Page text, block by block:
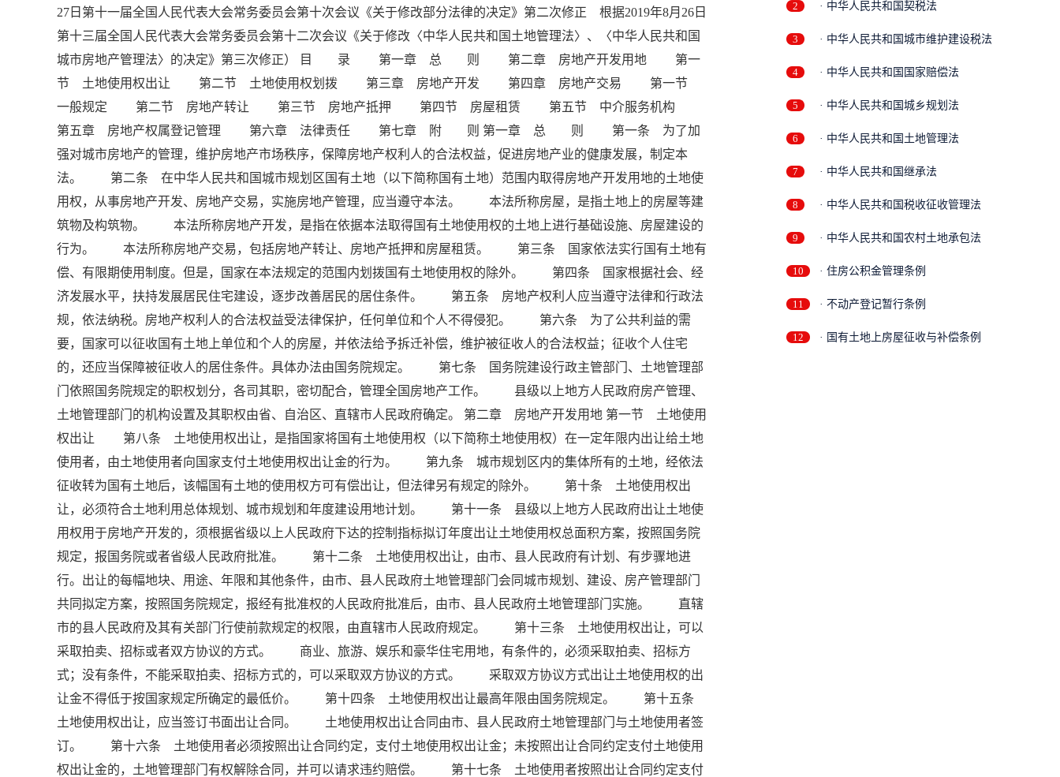
27日第十一届全国人民代表大会常务委员会第十次会议《关于修改部分法律的决定》第二次修正 根据2019年8月26日
第十三届全国人民代表大会常务委员会第十二次会议《关于修改〈中华人民共和国土地管理法〉、〈中华人民共和国
城市房地产管理法〉的决定》第三次修正） 目 录 第一章 总 则 第二章 房地产开发用地 第一
节 土地使用权出让 第二节 土地使用权划拨 第三章 房地产开发 第四章 房地产交易 第一节
一般规定 第二节 房地产转让 第三节 房地产抵押 第四节 房屋租赁 第五节 中介服务机构
第五章 房地产权属登记管理 第六章 法律责任 第七章 附 则 第一章 总 则 第一条 为了加
强对城市房地产的管理，维护房地产市场秩序，保障房地产权利人的合法权益，促进房地产业的健康发展，制定本
法。 第二条 在中华人民共和国城市规划区国有土地（以下简称国有土地）范围内取得房地产开发用地的土地使
用权，从事房地产开发、房地产交易，实施房地产管理，应当遵守本法。 本法所称房屋，是指土地上的房屋等建
筑物及构筑物。 本法所称房地产开发，是指在依据本法取得国有土地使用权的土地上进行基础设施、房屋建设的
行为。 本法所称房地产交易，包括房地产转让、房地产抵押和房屋租赁。 第三条 国家依法实行国有土地有
偿、有限期使用制度。但是，国家在本法规定的范围内划拨国有土地使用权的除外。 第四条 国家根据社会、经
济发展水平，扶持发展居民住宅建设，逐步改善居民的居住条件。 第五条 房地产权利人应当遵守法律和行政法
规，依法纳税。房地产权利人的合法权益受法律保护，任何单位和个人不得侵犯。 第六条 为了公共利益的需
要，国家可以征收国有土地上单位和个人的房屋，并依法给予拆迁补偿，维护被征收人的合法权益；征收个人住宅
的，还应当保障被征收人的居住条件。具体办法由国务院规定。 第七条 国务院建设行政主管部门、土地管理部
门依照国务院规定的职权划分，各司其职，密切配合，管理全国房地产工作。 县级以上地方人民政府房产管理、
土地管理部门的机构设置及其职权由省、自治区、直辖市人民政府确定。 第二章 房地产开发用地 第一节 土地使用
权出让 第八条 土地使用权出让，是指国家将国有土地使用权（以下简称土地使用权）在一定年限内出让给土地
使用者，由土地使用者向国家支付土地使用权出让金的行为。 第九条 城市规划区内的集体所有的土地，经依法
征收转为国有土地后，该幅国有土地的使用权方可有偿出让，但法律另有规定的除外。 第十条 土地使用权出
让，必须符合土地利用总体规划、城市规划和年度建设用地计划。 第十一条 县级以上地方人民政府出让土地使
用权用于房地产开发的，须根据省级以上人民政府下达的控制指标拟订年度出让土地使用权总面积方案，按照国务院
规定，报国务院或者省级人民政府批准。 第十二条 土地使用权出让，由市、县人民政府有计划、有步骤地进
行。出让的每幅地块、用途、年限和其他条件，由市、县人民政府土地管理部门会同城市规划、建设、房产管理部门
共同拟定方案，按照国务院规定，报经有批准权的人民政府批准后，由市、县人民政府土地管理部门实施。 直辖
市的县人民政府及其有关部门行使前款规定的权限，由直辖市人民政府规定。 第十三条 土地使用权出让，可以
采取拍卖、招标或者双方协议的方式。 商业、旅游、娱乐和豪华住宅用地，有条件的，必须采取拍卖、招标方
式；没有条件，不能采取拍卖、招标方式的，可以采取双方协议的方式。 采取双方协议方式出让土地使用权的出
让金不得低于按国家规定所确定的最低价。 第十四条 土地使用权出让最高年限由国务院规定。 第十五条
土地使用权出让，应当签订书面出让合同。 土地使用权出让合同由市、县人民政府土地管理部门与土地使用者签
订。 第十六条 土地使用者必须按照出让合同约定，支付土地使用权出让金；未按照出让合同约定支付土地使用
权出让金的，土地管理部门有权解除合同，并可以请求违约赔偿。 第十七条 土地使用者按照出让合同约定支付
2 · 中华人民共和国契税法
3 · 中华人民共和国城市维护建设税法
4 · 中华人民共和国国家赔偿法
5 · 中华人民共和国城乡规划法
6 · 中华人民共和国土地管理法
7 · 中华人民共和国继承法
8 · 中华人民共和国税收征收管理法
9 · 中华人民共和国农村土地承包法
10 · 住房公积金管理条例
11 · 不动产登记暂行条例
12 · 国有土地上房屋征收与补偿条例